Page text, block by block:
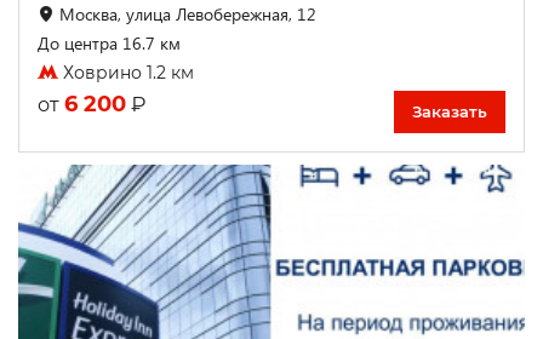
Москва, улица Левобережная, 12
До центра 16.7 км
Ховрино 1.2 км
от 6 200 ₽ Заказать